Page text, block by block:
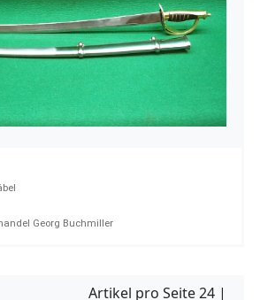
Georg Buchmiller
Artikel pro Seite24 |